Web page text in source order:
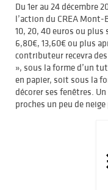
Du 1er au 24 décembre
l’action du CREA
10, 20, 40 euros ou plus
6,80€, 13,60€ ou plus
contributeur recevra
», sous la forme d’un
en papier, soit sous la
décorer ses fenêtres.
proches un peu de